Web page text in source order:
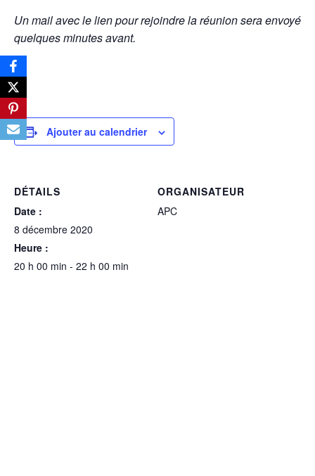
Un mail avec le lien pour rejoindre la réunion sera envoyé
quelques minutes avant.
Ajouter au calendrier
DÉTAILS
Date :
8 décembre 2020
Heure :
20 h 00 min - 22 h 00 min
ORGANISATEUR
APC